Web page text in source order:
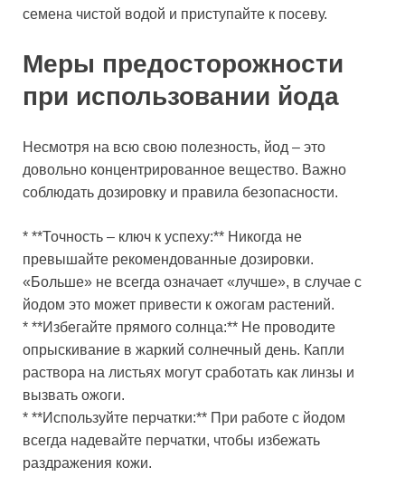
семена чистой водой и приступайте к посеву.
Меры предосторожности
при использовании йода
Несмотря на всю свою полезность, йод – это
довольно концентрированное вещество. Важно
соблюдать дозировку и правила безопасности.
* **Точность – ключ к успеху:** Никогда не
превышайте рекомендованные дозировки.
«Больше» не всегда означает «лучше», в случае с
йодом это может привести к ожогам растений.
* **Избегайте прямого солнца:** Не проводите
опрыскивание в жаркий солнечный день. Капли
раствора на листьях могут сработать как линзы и
вызвать ожоги.
* **Используйте перчатки:** При работе с йодом
всегда надевайте перчатки, чтобы избежать
раздражения кожи.